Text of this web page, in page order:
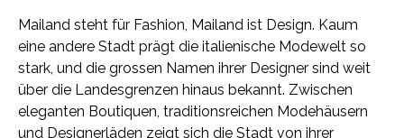
Mailand steht für Fashion, Mailand ist Design. Kaum
eine andere Stadt prägt die italienische Modewelt so
stark, und die grossen Namen ihrer Designer sind weit
über die Landesgrenzen hinaus bekannt. Zwischen
eleganten Boutiquen, traditionsreichen Modehäusern
und Designerläden zeigt sich die Stadt von ihrer